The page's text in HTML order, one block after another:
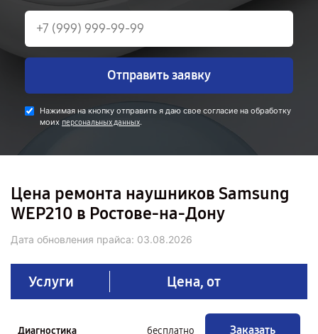
Отправить заявку
Нажимая на кнопку отправить я даю свое согласие на обработку
моих персональных данных.
Цена ремонта наушников Samsung
WEP210 в Ростове-на-Дону
Дата обновления прайса: 03.08.2026
Услуги Цена, от
Диагностика бесплатно Заказать